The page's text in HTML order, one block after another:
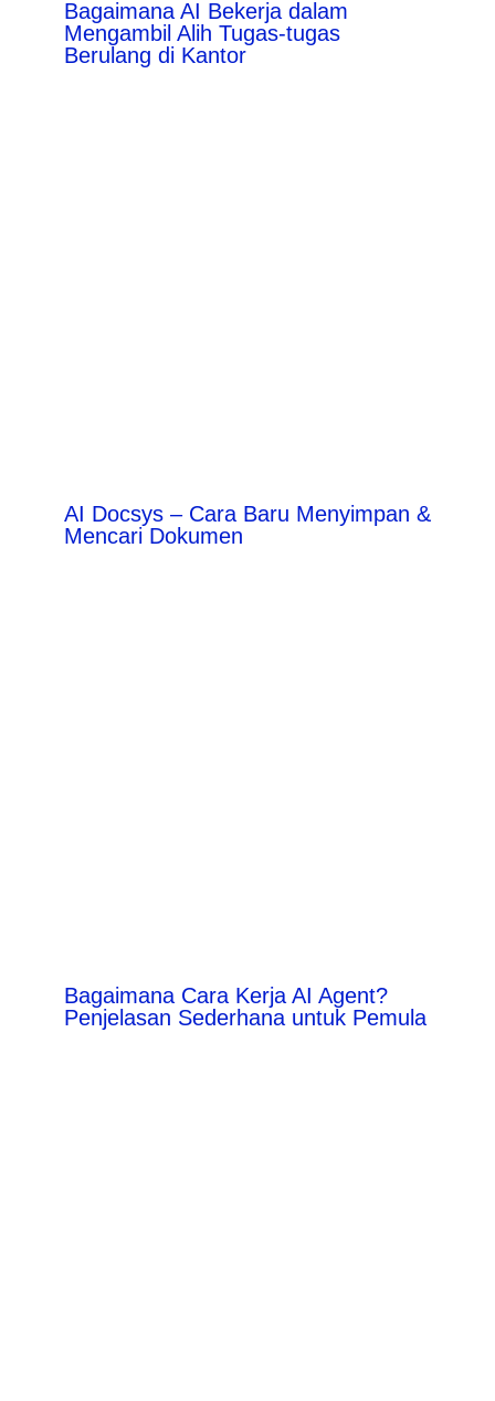
Bagaimana AI Bekerja dalam
Mengambil Alih Tugas-tugas
Berulang di Kantor
AI Docsys – Cara Baru Menyimpan &
Mencari Dokumen
Bagaimana Cara Kerja AI Agent?
Penjelasan Sederhana untuk Pemula